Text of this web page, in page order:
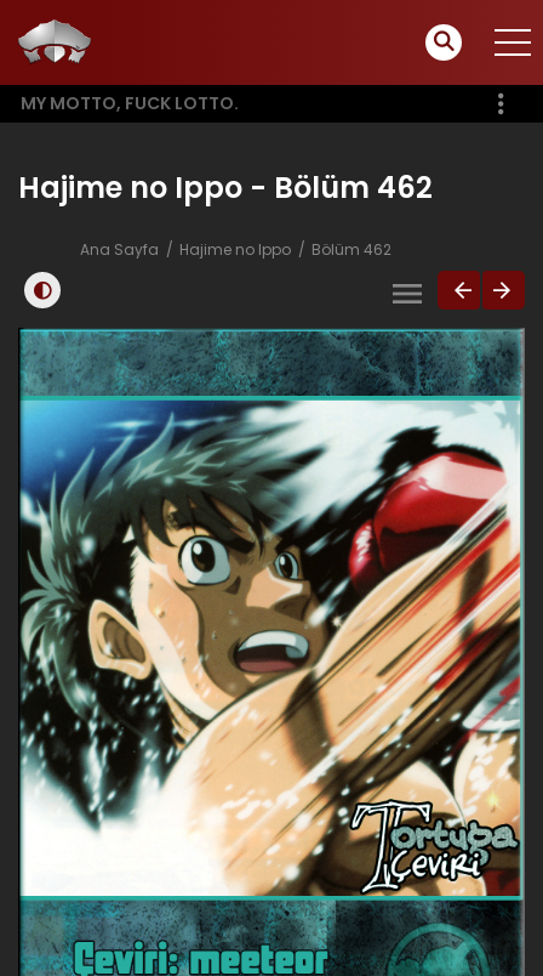
MY MOTTO, FUCK LOTTO.
Hajime no Ippo - Bölüm 462
Ana Sayfa Hajime no Ippo Bölüm 462